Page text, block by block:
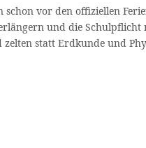
vor den offiziellen
und die
statt Erdkunde und